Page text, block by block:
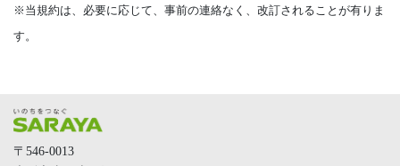
※当規約は、必要に応じて、事前の連絡なく、改訂されることが有りま
す。
〒546-0013